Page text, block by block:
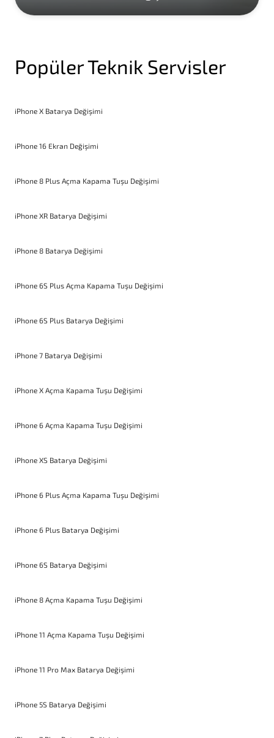
Popüler Teknik Servisler
iPhone X Batarya Değişimi
iPhone 16 Ekran Değişimi
iPhone 8 Plus Açma Kapama Tuşu Değişimi
iPhone XR Batarya Değişimi
iPhone 8 Batarya Değişimi
iPhone 6S Plus Açma Kapama Tuşu Değişimi
iPhone 6S Plus Batarya Değişimi
iPhone 7 Batarya Değişimi
iPhone X Açma Kapama Tuşu Değişimi
iPhone 6 Açma Kapama Tuşu Değişimi
iPhone XS Batarya Değişimi
iPhone 6 Plus Açma Kapama Tuşu Değişimi
iPhone 6 Plus Batarya Değişimi
iPhone 6S Batarya Değişimi
iPhone 8 Açma Kapama Tuşu Değişimi
iPhone 11 Açma Kapama Tuşu Değişimi
iPhone 11 Pro Max Batarya Değişimi
iPhone 5S Batarya Değişimi